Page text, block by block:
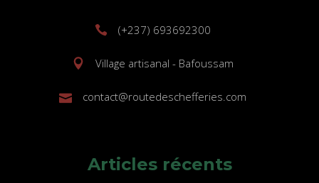
(+237) 693692300
Village artisanal - Bafoussam
contact@routedeschefferies.com
Articles récents